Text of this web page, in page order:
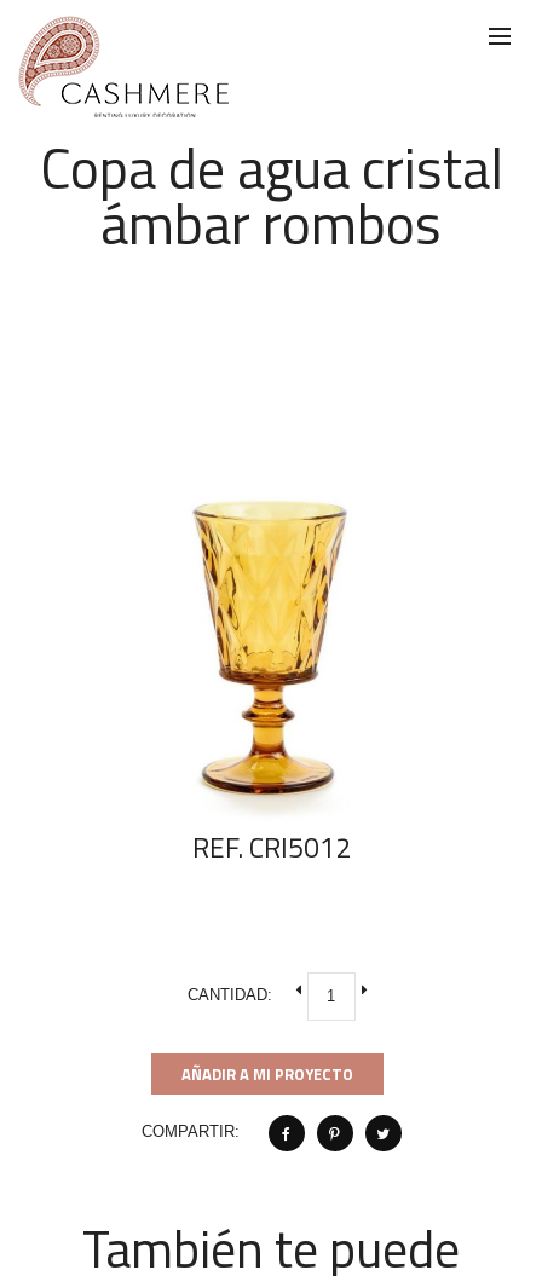
Copa de agua cristal
ámbar rombos
REF. CRI5012
CANTIDAD:
AÑADIR A MI PROYECTO
COMPARTIR:
También te puede